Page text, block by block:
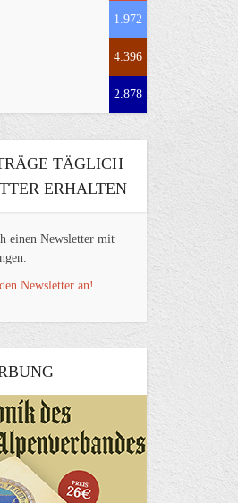
1.972
4.396
2.878
TÄGLICH
ERHALTEN
einen Newsletter mit
Newsletter an!